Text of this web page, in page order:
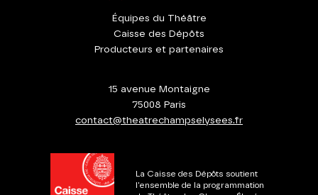
Équipes du Théâtre
Caisse des Dépôts
Producteurs et partenaires
15 avenue Montaigne
75008 Paris
contact@theatrechampselysees.fr
La Caisse des Dépôts soutient
l'ensemble de la programmation